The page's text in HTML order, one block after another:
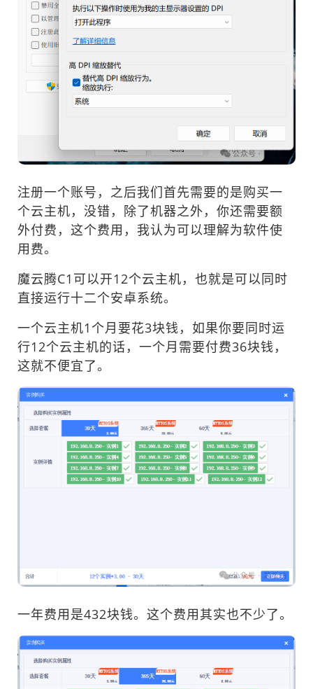
注册一个账号，之后我们首先需要的是购买一
个云主机，没错，除了机器之外，你还需要额
外付费，这个费用，我认为可以理解为软件使
用费。
魔云腾C1可以开12个云主机，也就是可以同时
直接运行十二个安卓系统。
一个云主机1个月要花3块钱，如果你要同时运
行12个云主机的话，一个月需要付费36块钱，
这就不便宜了。
一年费用是432块钱。这个费用其实也不少了。